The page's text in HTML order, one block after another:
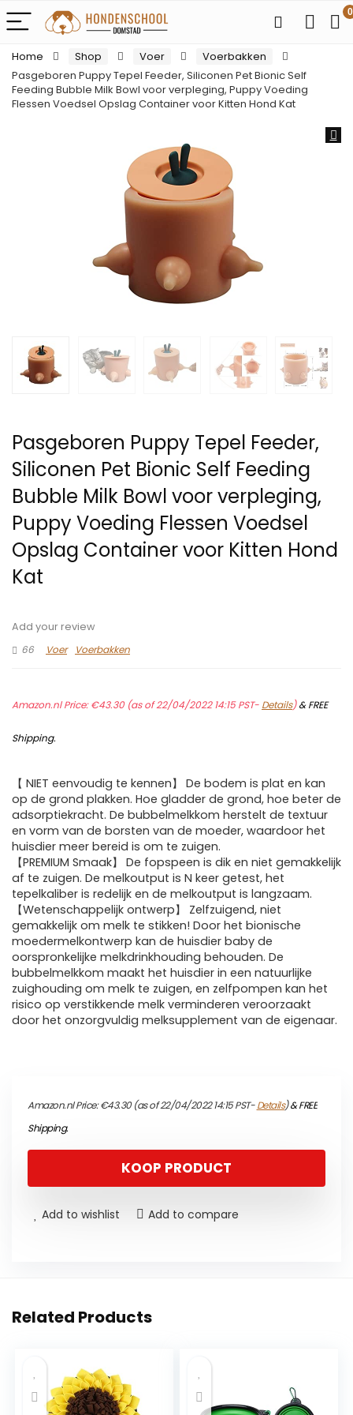
0
Home Shop Voer
Voerbakken
Pasgeboren Puppy Tepel Feeder, Siliconen Pet Bionic Self
Feeding Bubble Milk Bowl voor verpleging, Puppy Voeding
Flessen Voedsel Opslag Container voor Kitten Hond Kat
Pasgeboren Puppy Tepel Feeder,
Siliconen Pet Bionic Self Feeding
Bubble Milk Bowl voor verpleging,
Puppy Voeding Flessen Voedsel
Opslag Container voor Kitten Hond
Kat
Add your review
66
Voer Voerbakken
Amazon.nl Price:€43.30(as of 22/04/2022 14:15 PST- Details)&FREE
Shipping.
【 NIET eenvoudig te kennen】 De bodem is plat en kan
op de grond plakken. Hoe gladder de grond, hoe beter de
adsorptiekracht. De bubbelmelkkom herstelt de textuur
en vorm van de borsten van de moeder, waardoor het
huisdier meer bereid is om te zuigen.
【PREMIUM Smaak】 De fopspeen is dik en niet gemakkelijk
af te zuigen. De melkoutput is N keer getest, het
tepelkaliber is redelijk en de melkoutput is langzaam.
【Wetenschappelijk ontwerp】 Zelfzuigend, niet
gemakkelijk om melk te stikken! Door het bionische
moedermelkontwerp kan de huisdier baby de
oorspronkelijke melkdrinkhouding behouden. De
bubbelmelkkom maakt het huisdier in een natuurlijke
zuighouding om melk te zuigen, en zelfpompen kan het
risico op verstikkende melk verminderen veroorzaakt
door het onzorgvuldig melksupplement van de eigenaar.
Amazon.nl Price:€43.30(as of 22/04/2022 14:15 PST-Details)&FREE
Shipping.
KOOP PRODUCT
Add to wishlist Add to compare
Related Products